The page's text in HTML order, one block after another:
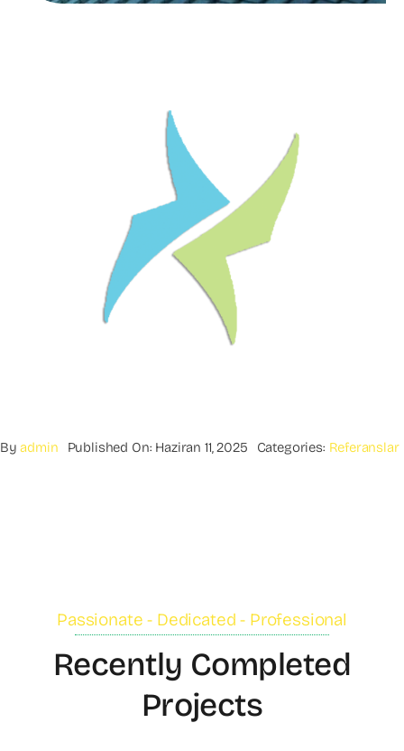
Byadmin Published On: Haziran 11, 2025 Categories: Referanslar
Passionate - Dedicated - Professional
Recently Completed
Projects